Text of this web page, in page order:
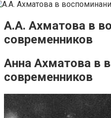
А.А. Ахматова в
современников
Анна Ахматова в
современников